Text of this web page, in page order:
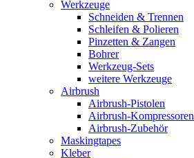
Werkzeuge
Schneiden & Trennen
Schleifen & Polieren
Pinzetten & Zangen
Bohrer
Werkzeug-Sets
weitere Werkzeuge
Airbrush
Airbrush-Pistolen
Airbrush-Kompressoren
Airbrush-Zubehör
Maskingtapes
Kleber